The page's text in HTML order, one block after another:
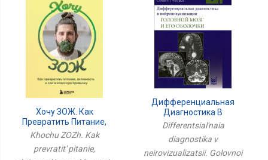
Хочу ЗОЖ. Как
Превратить Питание,
Активность И Сон В
Khochu ZOZh. Kak
prevratit' pitanie,
Дифференциальная
Диагностика В
Нейровизуализации.
Оболочки.
Differentsial'naia
diagnostika v
neirovizualizatsii. Golovnoi